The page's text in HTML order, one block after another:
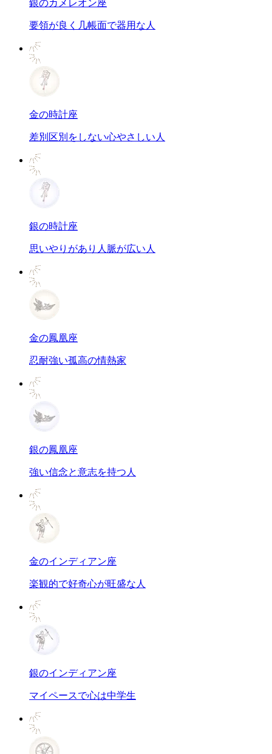
銀のカメレオン座
要領が良く几帳面で器用な人
金の時計座
差別区別をしない心やさしい人
銀の時計座
思いやりがあり人脈が広い人
金の鳳凰座
忍耐強い孤高の情熱家
銀の鳳凰座
強い信念と意志を持つ人
金のインディアン座
楽観的で好奇心が旺盛な人
銀のインディアン座
マイペースで心は中学生